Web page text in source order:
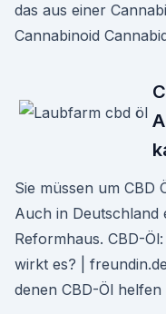
das aus einer
Cannabinoid
Sie müssen um CBD
Auch in Deutschland
Reformhaus. CBD-
wirkt es? |
denen CBD-Öl helfen